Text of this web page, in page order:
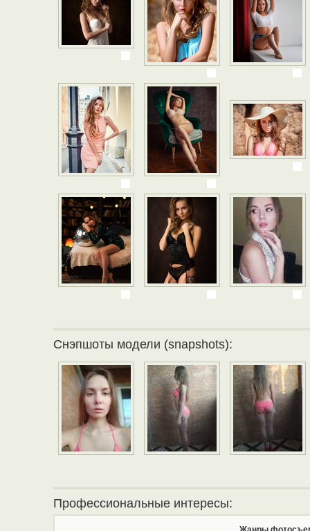
Снэпшоты модели (snapshots):
Профессиональные интересы: